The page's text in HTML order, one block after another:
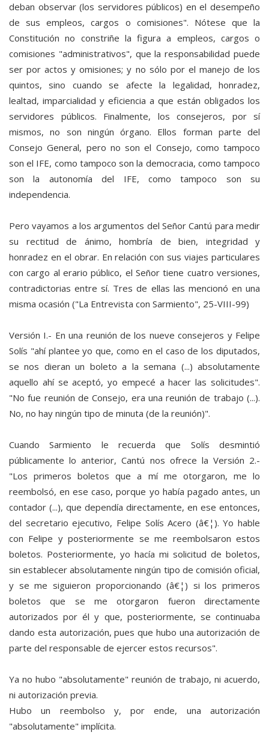
deban observar (los servidores públicos) en el desempeño
de sus empleos, cargos o comisiones". Nótese que la
Constitución no constriñe la figura a empleos, cargos o
comisiones "administrativos", que la responsabilidad puede
ser por actos y omisiones; y no sólo por el manejo de los
quintos, sino cuando se afecte la legalidad, honradez,
lealtad, imparcialidad y eficiencia a que están obligados los
servidores públicos. Finalmente, los consejeros, por sí
mismos, no son ningún órgano. Ellos forman parte del
Consejo General, pero no son el Consejo, como tampoco
son el IFE, como tampoco son la democracia, como tampoco
son la autonomía del IFE, como tampoco son su
independencia.
Pero vayamos a los argumentos del Señor Cantú para medir
su rectitud de ánimo, hombría de bien, integridad y
honradez en el obrar. En relación con sus viajes particulares
con cargo al erario público, el Señor tiene cuatro versiones,
contradictorias entre sí. Tres de ellas las mencionó en una
misma ocasión ("La Entrevista con Sarmiento", 25-VIII-99)
Versión I.- En una reunión de los nueve consejeros y Felipe
Solís "ahí plantee yo que, como en el caso de los diputados,
se nos dieran un boleto a la semana (...) absolutamente
aquello ahí se aceptó, yo empecé a hacer las solicitudes".
"No fue reunión de Consejo, era una reunión de trabajo (...).
No, no hay ningún tipo de minuta (de la reunión)".
Cuando Sarmiento le recuerda que Solís desmintió
públicamente lo anterior, Cantú nos ofrece la Versión 2.-
"Los primeros boletos que a mí me otorgaron, me lo
reembolsó, en ese caso, porque yo había pagado antes, un
contador (...), que dependía directamente, en ese entonces,
del secretario ejecutivo, Felipe Solís Acero (â€¦). Yo hable
con Felipe y posteriormente se me reembolsaron estos
boletos. Posteriormente, yo hacía mi solicitud de boletos,
sin establecer absolutamente ningún tipo de comisión oficial,
y se me siguieron proporcionando (â€¦) si los primeros
boletos que se me otorgaron fueron directamente
autorizados por él y que, posteriormente, se continuaba
dando esta autorización, pues que hubo una autorización de
parte del responsable de ejercer estos recursos".
Ya no hubo "absolutamente" reunión de trabajo, ni acuerdo,
ni autorización previa.
Hubo un reembolso y, por ende, una autorización
"absolutamente" implícita.